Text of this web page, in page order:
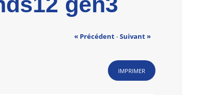
« Précédent-Suivant »
IMPRIMER